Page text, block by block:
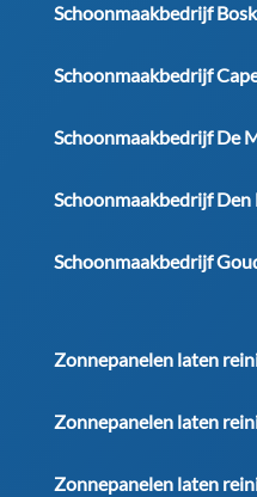
Schoonmaakbedrijf
Schoonmaakbedrijf
Schoonmaakbedrijf De
Schoonmaakbedrijf Den
Schoonmaakbedrijf
Zonnepanelen laten
Zonnepanelen laten
Zonnepanelen laten